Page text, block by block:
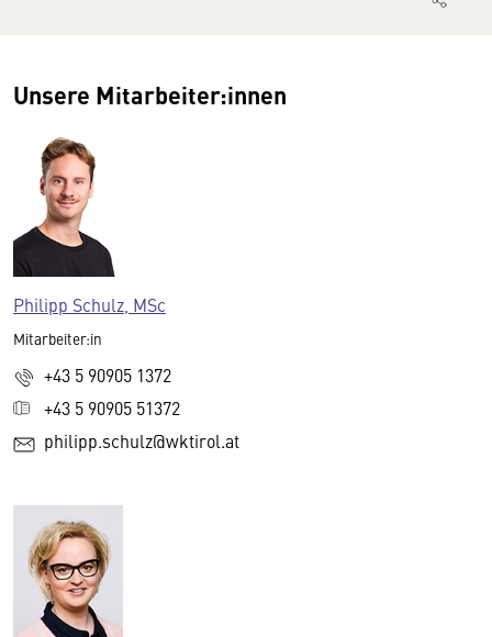
Unsere Mitarbeiter:innen
Philipp Schulz, MSc
Mitarbeiter:in
+43 5 90905 1372
+43 5 90905 51372
philipp.schulz@wktirol.at